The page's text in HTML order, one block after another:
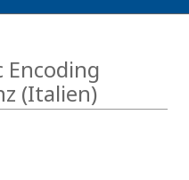
Encoding
(Italien)